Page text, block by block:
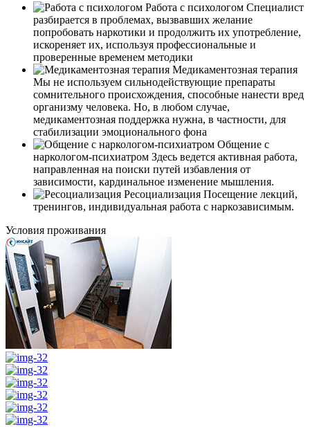
Работа с психологом Специалист
разбирается в проблемах, вызвавших желание
попробовать наркотики и продолжить их употребление,
искореняет их, используя профессиональные и
проверенные временем методики
Медикаментозная терапия
Мы не используем сильнодействующие препараты
сомнительного происхождения, способные нанести вред
организму человека. Но, в любом случае,
медикаментозная поддержка нужна, в частности, для
стабилизации эмоционального фона
Общение с
наркологом-психиатром Здесь ведется активная работа,
направленная на поиски путей избавления от
зависимости, кардинальное изменение мышления.
Ресоциализация Посещение лекций,
тренингов, индивидуальная работа с наркозависимым.
Условия проживания